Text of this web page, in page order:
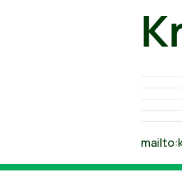
mailto: